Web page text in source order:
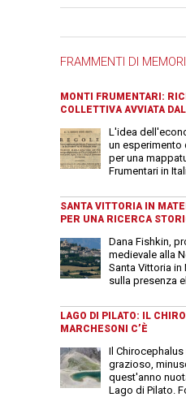
FRAMMENTI DI
MONTI FRUMENTARI:
COLLETTIVA AVVIATA DAL
L'idea
un esperimento
per una
Frumentari in
SANTA VITTORIA IN
PER UNA RICERCA
Dana Fishkin,
medievale alla
Santa Vittoria in
sulla presenza
LAGO DI PILATO: IL
MARCHESONI C’È
Il
grazioso,
quest'anno
Lago di Pilato.